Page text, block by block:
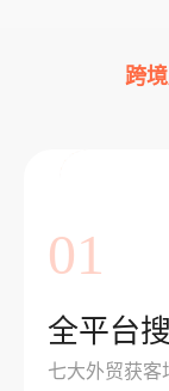
跨境
01
全平台
七大外贸获客